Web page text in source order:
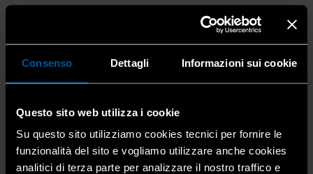
Consenso Dettagli Informazioni sui cookie
Questo sito web utilizza i cookie
Su questo sito utilizziamo cookies tecnici per fornire le
funzionalità del sito e vogliamo utilizzare anche cookies
analitici di terza parte per analizzare il nostro traffico e
entro novanta giorni dalla
l’applicazione delle sanzioni previste dalla legge.
novanta giornisi consideranoomesse
risulti dovuta.